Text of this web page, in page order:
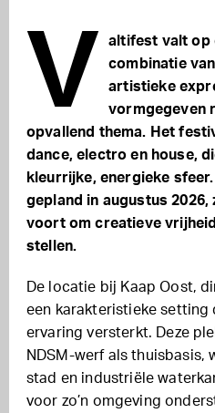
V
altifest valt op
combinatie
artistieke
vormgegeven
opvallend thema. Het
dance, electro en house,
kleurrijke, energieke
gepland in augustus
voort om creatieve
stellen.
De locatie bij Kaap Oost,
een karakteristieke setting
ervaring versterkt. Deze
NDSM-werf als thuisbasis,
stad en industriële
voor zo’n omgeving